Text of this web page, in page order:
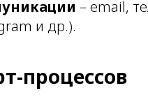
– email,
и др.).
процессов